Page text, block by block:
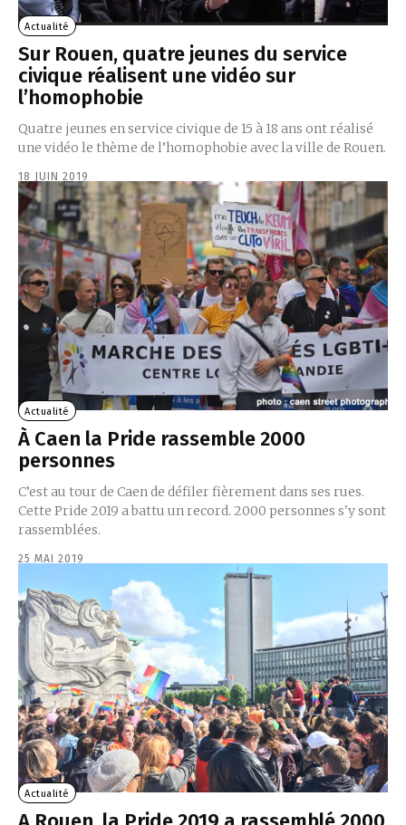
Actualité
Sur Rouen, quatre jeunes du service
civique réalisent une vidéo sur
l’homophobie
Quatre jeunes en service civique de 15 à 18 ans ont réalisé
une vidéo le thème de l’homophobie avec la ville de Rouen.
18 JUIN 2019
Actualité
À Caen la Pride rassemble 2000
personnes
C’est au tour de Caen de défiler fièrement dans ses rues.
Cette Pride 2019 a battu un record. 2000 personnes s'y sont
rassemblées.
25 MAI 2019
Actualité